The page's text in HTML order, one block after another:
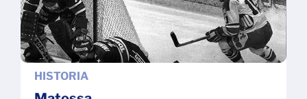
HISTORIA